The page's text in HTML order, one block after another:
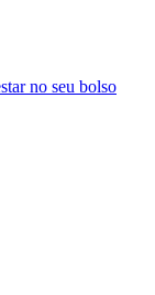
no seu bolso